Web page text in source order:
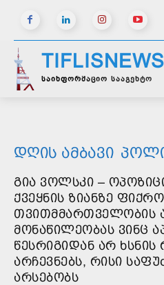
TIFLISNEWS
საინფორმაციო სააგენტო
ᲓᲦᲘᲡ ᲐᲛᲑᲐᲕᲘ
ᲒᲘᲐ ᲕᲝᲚᲡᲙᲘ –
ᲥᲕᲔᲧᲜᲘᲡ ᲖᲘᲐᲜᲖᲔ
ᲗᲕᲘᲗᲛᲛᲐᲠᲗᲕᲔᲚᲝᲑᲘᲡ
ᲛᲝᲜᲐᲬᲘᲚᲔᲝᲑᲐᲡ ᲕᲘᲜᲪ
ᲬᲔᲡᲠᲘᲒᲘᲓᲐᲜ ᲐᲠ ᲮᲡᲜᲘᲡ
ᲐᲠᲩᲔᲕᲜᲔᲑᲡ, ᲠᲘᲡᲘ
ᲐᲠᲡᲔᲑᲝᲑᲡ